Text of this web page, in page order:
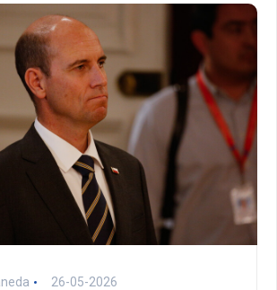
26-05-2026